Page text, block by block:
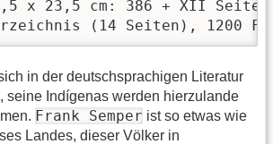
x 23,5 cm: 386 + XII
(14 Seiten), 1200
in der deutschsprachigen Literatur
seine Indígenas werden hierzulande
Frank Semper ist so etwas wie
Landes, dieser Völker in